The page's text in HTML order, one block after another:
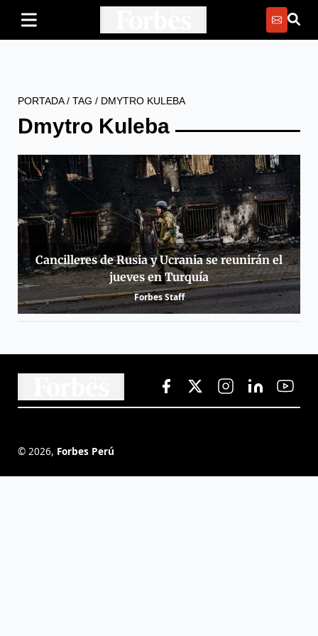
PORTADA/ TAG / DMYTRO KULEBA
Dmytro Kuleba
Cancilleres de Rusia y Ucrania se reunirán el
jueves en Turquía
Forbes Staff
© 2026, Forbes Perú